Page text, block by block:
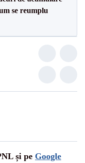
se reumplu
și pe Google